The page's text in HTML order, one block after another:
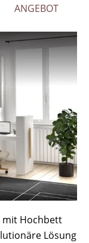
ANGEBOT
mit Hochbett
Lösung